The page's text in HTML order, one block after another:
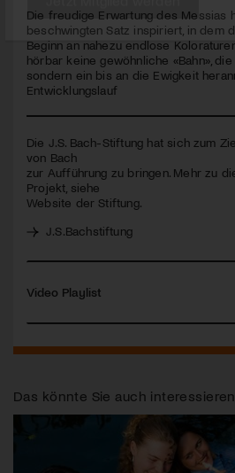
seconds
Die freudige Erwartung des Messias
beschwingten Satz inspiriert, in dem
Beginn an nahezu endlose
hörbar keine gewöhnliche «Bahn»,
sondern ein bis an die Ewigkeit
Entwicklungslauf
Die J.S. Bach-Stiftung hat sich zum
von Bach
zur Aufführung zu bringen. Mehr zu
Projekt, siehe
Website der Stiftung.
J.S.Bachstiftung
Video Playlist
Das könnte Sie auch interessieren
Jetzt Mitglied werden